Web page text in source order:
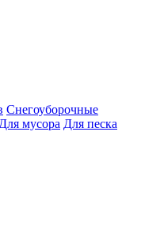
Снегоуборочные
Для мусора Для песка